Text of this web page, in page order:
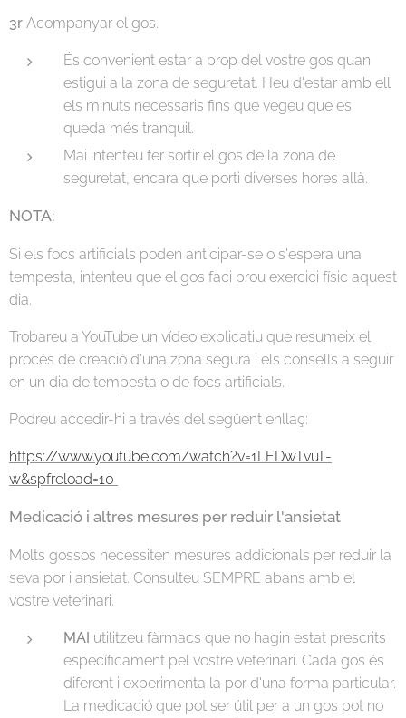
3r Acompanyar el gos.
És convenient estar a prop del vostre gos quan
estigui a la zona de seguretat. Heu d'estar amb ell
els minuts necessaris fins que vegeu que es
queda més tranquil.
Mai intenteu fer sortir el gos de la zona de
seguretat, encara que porti diverses hores allà.
NOTA:
Si els focs artificials poden anticipar-se o s'espera una
tempesta, intenteu que el gos faci prou exercici físic aquest
dia.
Trobareu a YouTube un vídeo explicatiu que resumeix el
procés de creació d'una zona segura i els consells a seguir
en un dia de tempesta o de focs artificials.
Podreu accedir-hi a través del següent enllaç:
https://www.youtube.com/watch?v=1LEDwTvuT-
w&spfreload=10
Medicació i altres mesures per reduir l'ansietat
Molts gossos necessiten mesures addicionals per reduir la
seva por i ansietat. Consulteu SEMPRE abans amb el
vostre veterinari.
MAI utilitzeu fàrmacs que no hagin estat prescrits
específicament pel vostre veterinari. Cada gos és
diferent i experimenta la por d'una forma particular.
La medicació que pot ser útil per a un gos pot no